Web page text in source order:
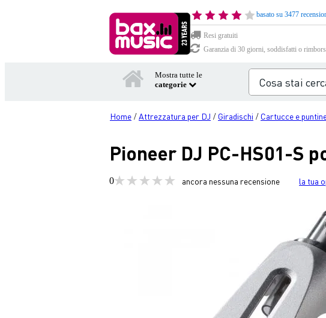
basato su 3477
Resi gratuiti
Garanzia di 30 giorni, soddisfatti o
Mostra tutte le
categorie
Home /Attrezzatura per DJ / Giradischi / Cartucce e
Pioneer DJ PC-HS01-S
0 ancora nessuna recensione la tua